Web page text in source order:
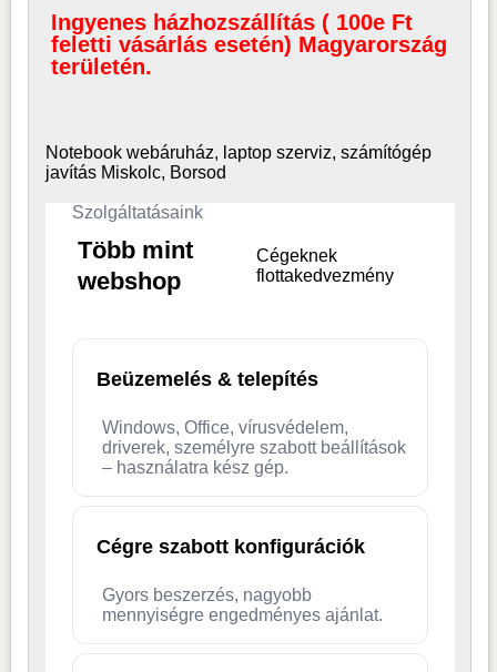
Ingyenes házhozszállítás ( 100e Ft
feletti vásárlás esetén) Magyarország
területén.
Notebook webáruház, laptop szerviz, számítógép
javítás Miskolc, Borsod
Szolgáltatásaink
Több mint
webshop
Cégeknek
flottakedvezmény
Beüzemelés & telepítés
Windows, Office, vírusvédelem,
driverek, személyre szabott beállítások
– használatra kész gép.
Cégre szabott konfigurációk
Gyors beszerzés, nagyobb
mennyiségre engedményes ajánlat.